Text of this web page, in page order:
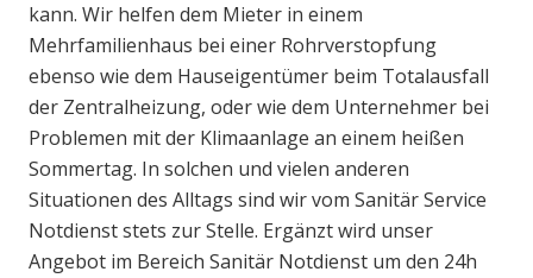
kann. Wir helfen dem Mieter in einem
Mehrfamilienhaus bei einer Rohrverstopfung
ebenso wie dem Hauseigentümer beim Totalausfall
der Zentralheizung, oder wie dem Unternehmer bei
Problemen mit der Klimaanlage an einem heißen
Sommertag. In solchen und vielen anderen
Situationen des Alltags sind wir vom Sanitär Service
Notdienst stets zur Stelle. Ergänzt wird unser
Angebot im Bereich Sanitär Notdienst um den 24h